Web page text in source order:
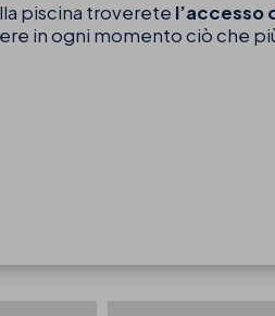
piscina troverete l’accesso
in ogni momento ciò che